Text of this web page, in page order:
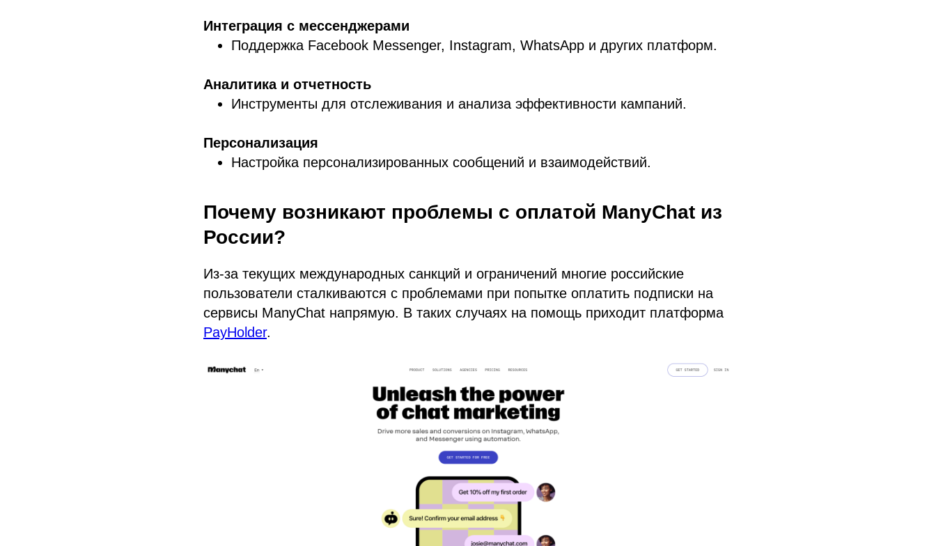
Интеграция с мессенджерами
Поддержка Facebook Messenger, Instagram, WhatsApp и других платформ.
Аналитика и отчетность
Инструменты для отслеживания и анализа эффективности кампаний.
Персонализация
Настройка персонализированных сообщений и взаимодействий.
Почему возникают проблемы с оплатой ManyChat из
России?
Из-за текущих международных санкций и ограничений многие российские
пользователи сталкиваются с проблемами при попытке оплатить подписки на
сервисы ManyChat напрямую. В таких случаях на помощь приходит платформа
PayHolder.